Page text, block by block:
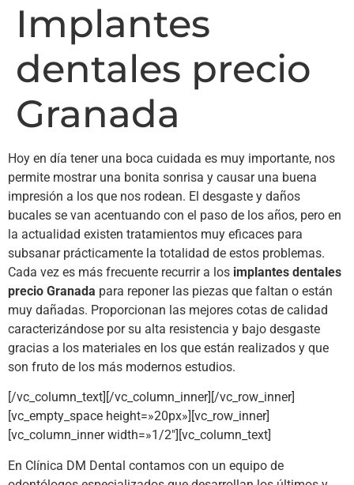
Implantes
dentales precio
Granada
Hoy en día tener una boca cuidada es muy importante, nos
permite mostrar una bonita sonrisa y causar una buena
impresión a los que nos rodean. El desgaste y daños
bucales se van acentuando con el paso de los años, pero en
la actualidad existen tratamientos muy eficaces para
subsanar prácticamente la totalidad de estos problemas.
Cada vez es más frecuente recurrir a los implantes dentales
precio Granada para reponer las piezas que faltan o están
muy dañadas. Proporcionan las mejores cotas de calidad
caracterizándose por su alta resistencia y bajo desgaste
gracias a los materiales en los que están realizados y que
son fruto de los más modernos estudios.
[/vc_column_text][/vc_column_inner][/vc_row_inner]
[vc_empty_space height=»20px»][vc_row_inner]
[vc_column_inner width=»1/2″][vc_column_text]
En Clínica DM Dental contamos con un equipo de